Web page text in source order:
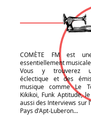
COMÈTE FM est
essentiellement
Vous y trouverez
éclectique et des
musique comme Le
Kikikoi, Funk Aptitude,
aussi des Interviews sur
Pays d'Apt-Luberon...